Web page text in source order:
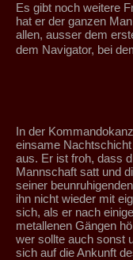
Es gibt noch weitere
hat er der ganzen
allen, ausser dem
dem Navigator, bei
In der
einsame
aus. Er ist froh, dass
Mannschaft satt und
seiner
ihn nicht wieder mit
sich, als er nach
metallenen Gängen
wer sollte auch sonst
sich auf die Ankunft